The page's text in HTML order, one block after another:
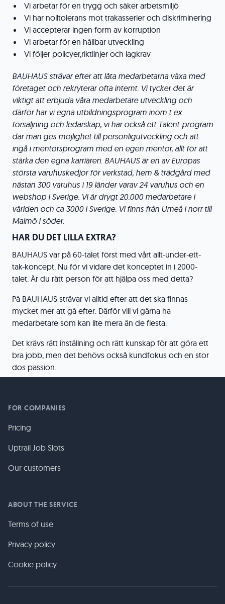
Vi arbetar för en trygg och säker arbetsmiljö
Vi har nolltolerans mot trakasserier och diskriminering
Vi accepterar ingen form av korruption
Vi arbetar för en hållbar utveckling
Vi följer policyer,riktlinjer och lagkrav
BAUHAUS strävar efter att låta medarbetarna växa med
företaget och rekryterar ofta internt. Vi tycker det är
viktigt att erbjuda våra medarbetare utveckling och
därför har vi egna utbildningsprogram inom t ex
försäljning och ledarskap, vi har också ett Talent-program
där man ges möjlighet till personligutveckling och att
ingå i mentorsprogram med en egen mentor, allt för att
stärka den egna karriären. BAUHAUS är en av Europas
största varuhuskedjor för verkstad, hem & trädgård med
nästan 300 varuhus i 19 länder varav 24 varuhus och en
webshop i Sverige. Vi är drygt 20.000 medarbetare i
världen och ca 3000 i Sverige. Vi finns från Umeå i norr till
Malmö i söder.
HAR DU DET LILLA EXTRA?
BAUHAUS var på 60-talet först med vårt allt-under-ett-
tak-koncept. Nu för vi vidare det konceptet in i 2000-
talet. Är du rätt person för att hjälpa oss med detta?
På BAUHAUS strävar vi alltid efter att det ska finnas
mycket mer att gå efter. Därför vill vi gärna ha
medarbetare som kan lite mera än de flesta.
Det krävs rätt inställning och rätt kunskap för att göra ett
bra jobb, men det behövs också kundfokus och en stor
dos passion.
FOR COMPANIES
Pricing
Uptrail Job Slots
Our customers
ABOUT THE SERVICE
Terms of use
Privacy policy
Cookie policy